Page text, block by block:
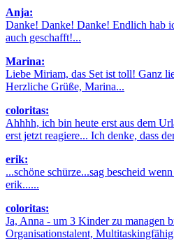
Anja:
Danke! Danke! Danke! Endlich hab
auch geschafft!...
Marina:
Liebe Miriam, das Set ist toll! Ganz
Herzliche Grüße, Marina...
coloritas:
Ahhhh, ich bin heute erst aus dem
erst jetzt reagiere... Ich denke, dass
erik:
...schöne schürze...sag bescheid
erik......
coloritas:
Ja, Anna - um 3 Kinder zu managen
Organisationstalent,